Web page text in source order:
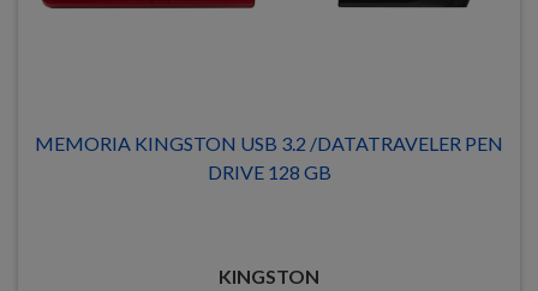
MEMORIA KINGSTON USB 3.2 /DATATRAVELER PEN
DRIVE 128 GB
KINGSTON